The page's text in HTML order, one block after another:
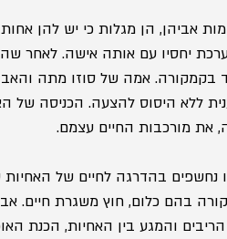
אביהן, הן מגלות כי יש להן
יחסיו עם אותה אישה. לאחר
בקמקורה. אמה של סוזו מתה
ללא היסוס להצעה. הכניסה
מורכבות החיים עצמם.
בהדרגה לחיים של האחיות
קורה בהם כלום, חוץ משגרת חיים.
הריבים והמגע בין האחיות, הכנת